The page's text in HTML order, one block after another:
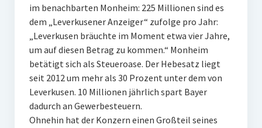
im benachbarten Monheim: 225 Millionen sind es
dem „Leverkusener Anzeiger“ zufolge pro Jahr:
„Leverkusen bräuchte im Moment etwa vier Jahre,
um auf diesen Betrag zu kommen.“ Monheim
betätigt sich als Steueroase. Der Hebesatz liegt
seit 2012 um mehr als 30 Prozent unter dem von
Leverkusen. 10 Millionen jährlich spart Bayer
dadurch an Gewerbesteuern.
Ohnehin hat der Konzern einen Großteil seines